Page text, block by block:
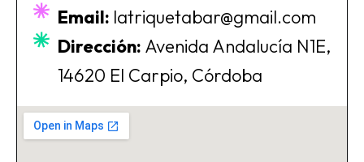
Email: latriquetabar@gmail.com
Dirección: Avenida Andalucía N1E,
14620 El Carpio, Córdoba